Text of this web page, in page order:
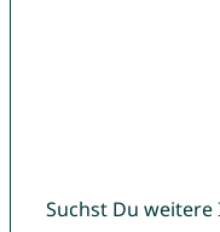
Suchst Du